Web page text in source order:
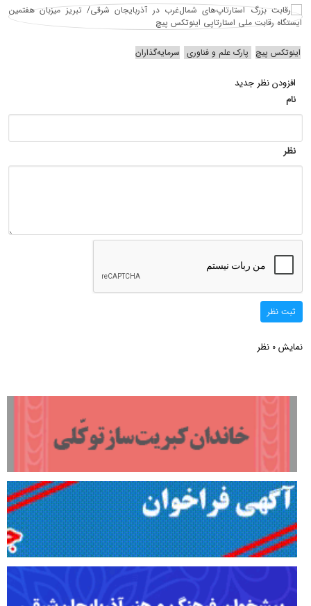
اینوتکس پیچ پارک علم و فناوری سرمایه‌گذاران
افزودن نظر جدید
نام
نظر
ثبت نظر
نمایش 0 نظر